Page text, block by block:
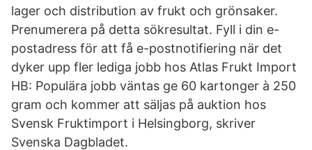
lager och distribution av frukt och grönsaker.
Prenumerera på detta sökresultat. Fyll i din e-
postadress för att få e-postnotifiering när det
dyker upp fler lediga jobb hos Atlas Frukt Import
HB: Populära jobb väntas ge 60 kartonger à 250
gram och kommer att säljas på auktion hos
Svensk Fruktimport i Helsingborg, skriver
Svenska Dagbladet.